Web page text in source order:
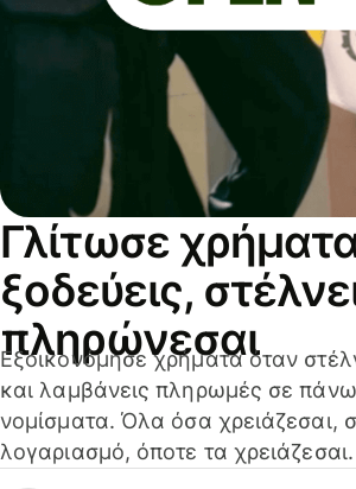
Γλίτωσε
ξοδεύεις,
πληρώνεσαι
Εξοικονόμησε χρήματα όταν
και λαμβάνεις πληρωμές σε
νομίσματα. Όλα όσα χρειάζεσαι,
λογαριασμό, όποτε τα χρειάζεσαι.